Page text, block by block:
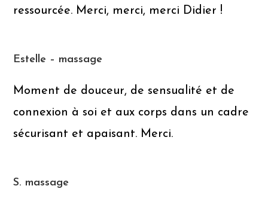
ressourcée. Merci, merci, merci Didier !
Estelle – massage
Moment de douceur, de sensualité et de
connexion à soi et aux corps dans un cadre
sécurisant et apaisant. Merci.
S. massage